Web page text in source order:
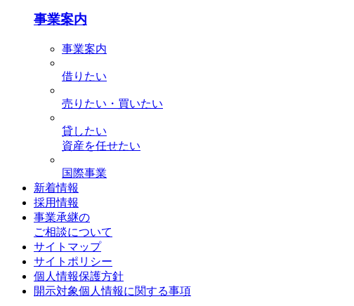
事業案内
事業案内
借りたい
売りたい・買いたい
貸したい
資産を任せたい
国際事業
新着情報
採用情報
事業承継の
ご相談について
サイトマップ
サイトポリシー
個人情報保護方針
開示対象個人情報に関する事項